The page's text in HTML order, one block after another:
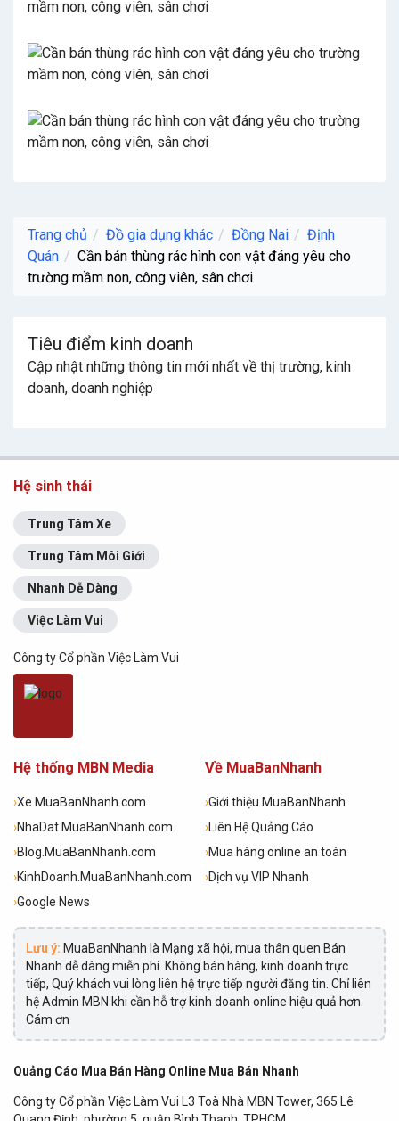
Trang chủ Đồ gia dụng khác Đồng Nai
Định
Quán
Cần bán thùng rác hình con vật đáng yêu cho
trường mầm non, công viên, sân chơi
Tiêu điểm kinh doanh
Cập nhật những thông tin mới nhất về thị trường, kinh
doanh, doanh nghiệp
Hệ sinh thái
Trung Tâm Xe
Trung Tâm Môi Giới
Nhanh Dễ Dàng
Việc Làm Vui
Công ty Cổ phần Việc Làm Vui
Hệ thống MBN Media
›Xe.MuaBanNhanh.com
›NhaDat.MuaBanNhanh.com
›Blog.MuaBanNhanh.com
›KinhDoanh.MuaBanNhanh.com
›Google News
Về MuaBanNhanh
›Giới thiệu MuaBanNhanh
›Liên Hệ Quảng Cáo
›Mua hàng online an toàn
›Dịch vụ VIP Nhanh
Lưu ý: MuaBanNhanh là Mạng xã hội, mua thân quen Bán
Nhanh dễ dàng miễn phí. Không bán hàng, kinh doanh trực
tiếp, Quý khách vui lòng liên hệ trực tiếp người đăng tin. Chỉ liên
hệ Admin MBN khi cần hỗ trợ kinh doanh online hiệu quả hơn.
Cám ơn
Quảng Cáo Mua Bán Hàng Online Mua Bán Nhanh
Công ty Cổ phần Việc Làm Vui L3 Toà Nhà MBN Tower, 365 Lê